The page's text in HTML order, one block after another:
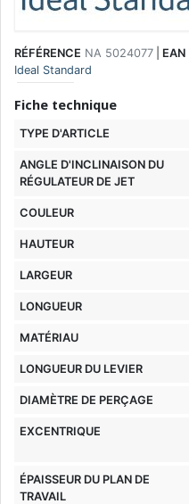
RÉFÉRENCE NA 5024077 EAN
Ideal Standard
Fiche technique
TYPE D'ARTICLE
ANGLE D'INCLINAISON DU
RÉGULATEUR DE JET
COULEUR
HAUTEUR
LARGEUR
LONGUEUR
MATÉRIAU
LONGUEUR DU LEVIER
DIAMÈTRE DE PERÇAGE
EXCENTRIQUE
ÉPAISSEUR DU PLAN DE
TRAVAIL